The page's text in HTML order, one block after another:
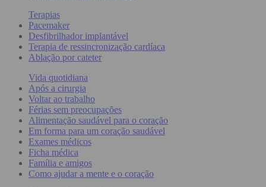
Terapias
Pacemaker
Desfibrilhador implantável
Terapia de ressincronização cardíaca
Ablação por cateter
Vida quotidiana
Após a cirurgia
Voltar ao trabalho
Férias sem preocupações
Alimentação saudável para o coração
Em forma para um coração saudável
Exames médicos
Ficha médica
Família e amigos
Como ajudar a mente e o coração